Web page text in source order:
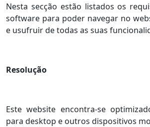
Nesta secção estão listados os
software para poder navegar no
e usufruir de todas as suas
Resolução
Este website encontra-se
para desktop e outros dispositivos